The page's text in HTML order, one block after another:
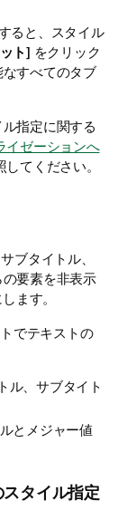
ると、スタイル
ト] をクリック
すべてのタブ
指定に関する
イゼーションへ
してください。
ブタイトル、
要素を非表示
ます。
でテキストの
ル、サブタイト
とメジャー値
タイル指定